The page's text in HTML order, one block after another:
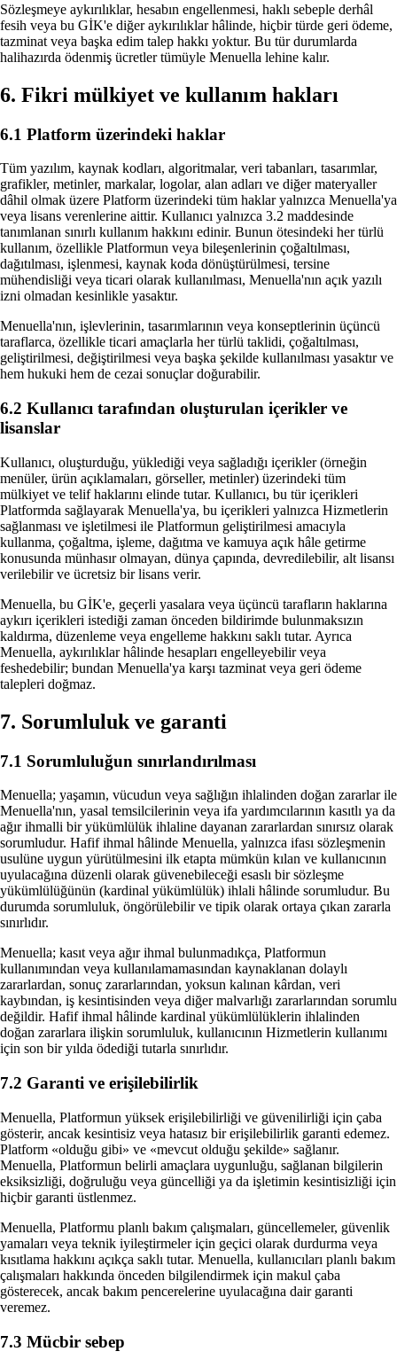
Sözleşmeye aykırılıklar, hesabın engellenmesi, haklı sebeple derhâl
fesih veya bu GİK'e diğer aykırılıklar hâlinde, hiçbir türde geri ödeme,
tazminat veya başka edim talep hakkı yoktur. Bu tür durumlarda
halihazırda ödenmiş ücretler tümüyle Menuella lehine kalır.
6. Fikri mülkiyet ve kullanım hakları
6.1 Platform üzerindeki haklar
Tüm yazılım, kaynak kodları, algoritmalar, veri tabanları, tasarımlar,
grafikler, metinler, markalar, logolar, alan adları ve diğer materyaller
dâhil olmak üzere Platform üzerindeki tüm haklar yalnızca Menuella'ya
veya lisans verenlerine aittir. Kullanıcı yalnızca 3.2 maddesinde
tanımlanan sınırlı kullanım hakkını edinir. Bunun ötesindeki her türlü
kullanım, özellikle Platformun veya bileşenlerinin çoğaltılması,
dağıtılması, işlenmesi, kaynak koda dönüştürülmesi, tersine
mühendisliği veya ticari olarak kullanılması, Menuella'nın açık yazılı
izni olmadan kesinlikle yasaktır.
Menuella'nın, işlevlerinin, tasarımlarının veya konseptlerinin üçüncü
taraflarca, özellikle ticari amaçlarla her türlü taklidi, çoğaltılması,
geliştirilmesi, değiştirilmesi veya başka şekilde kullanılması yasaktır ve
hem hukuki hem de cezai sonuçlar doğurabilir.
6.2 Kullanıcı tarafından oluşturulan içerikler ve
lisanslar
Kullanıcı, oluşturduğu, yüklediği veya sağladığı içerikler (örneğin
menüler, ürün açıklamaları, görseller, metinler) üzerindeki tüm
mülkiyet ve telif haklarını elinde tutar. Kullanıcı, bu tür içerikleri
Platformda sağlayarak Menuella'ya, bu içerikleri yalnızca Hizmetlerin
sağlanması ve işletilmesi ile Platformun geliştirilmesi amacıyla
kullanma, çoğaltma, işleme, dağıtma ve kamuya açık hâle getirme
konusunda münhasır olmayan, dünya çapında, devredilebilir, alt lisansı
verilebilir ve ücretsiz bir lisans verir.
Menuella, bu GİK'e, geçerli yasalara veya üçüncü tarafların haklarına
aykırı içerikleri istediği zaman önceden bildirimde bulunmaksızın
kaldırma, düzenleme veya engelleme hakkını saklı tutar. Ayrıca
Menuella, aykırılıklar hâlinde hesapları engelleyebilir veya
feshedebilir; bundan Menuella'ya karşı tazminat veya geri ödeme
talepleri doğmaz.
7. Sorumluluk ve garanti
7.1 Sorumluluğun sınırlandırılması
Menuella; yaşamın, vücudun veya sağlığın ihlalinden doğan zararlar ile
Menuella'nın, yasal temsilcilerinin veya ifa yardımcılarının kasıtlı ya da
ağır ihmalli bir yükümlülük ihlaline dayanan zararlardan sınırsız olarak
sorumludur. Hafif ihmal hâlinde Menuella, yalnızca ifası sözleşmenin
usulüne uygun yürütülmesini ilk etapta mümkün kılan ve kullanıcının
uyulacağına düzenli olarak güvenebileceği esaslı bir sözleşme
yükümlülüğünün (kardinal yükümlülük) ihlali hâlinde sorumludur. Bu
durumda sorumluluk, öngörülebilir ve tipik olarak ortaya çıkan zararla
sınırlıdır.
Menuella; kasıt veya ağır ihmal bulunmadıkça, Platformun
kullanımından veya kullanılamamasından kaynaklanan dolaylı
zararlardan, sonuç zararlarından, yoksun kalınan kârdan, veri
kaybından, iş kesintisinden veya diğer malvarlığı zararlarından sorumlu
değildir. Hafif ihmal hâlinde kardinal yükümlülüklerin ihlalinden
doğan zararlara ilişkin sorumluluk, kullanıcının Hizmetlerin kullanımı
için son bir yılda ödediği tutarla sınırlıdır.
7.2 Garanti ve erişilebilirlik
Menuella, Platformun yüksek erişilebilirliği ve güvenilirliği için çaba
gösterir, ancak kesintisiz veya hatasız bir erişilebilirlik garanti edemez.
Platform «olduğu gibi» ve «mevcut olduğu şekilde» sağlanır.
Menuella, Platformun belirli amaçlara uygunluğu, sağlanan bilgilerin
eksiksizliği, doğruluğu veya güncelliği ya da işletimin kesintisizliği için
hiçbir garanti üstlenmez.
Menuella, Platformu planlı bakım çalışmaları, güncellemeler, güvenlik
yamaları veya teknik iyileştirmeler için geçici olarak durdurma veya
kısıtlama hakkını açıkça saklı tutar. Menuella, kullanıcıları planlı bakım
çalışmaları hakkında önceden bilgilendirmek için makul çaba
gösterecek, ancak bakım pencerelerine uyulacağına dair garanti
veremez.
7.3 Mücbir sebep